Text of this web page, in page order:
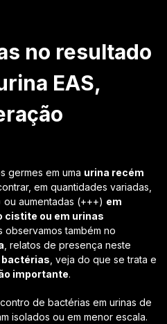
no resultado
EAS,
germes em uma urina recém
em quantidades variadas,
aumentadas (+++) em
cistite ou em urinas
observamos também no
, relatos de presença neste
bactérias , veja do que se trata e
importante.
de bactérias em urinas de
isolados ou em menor escala.